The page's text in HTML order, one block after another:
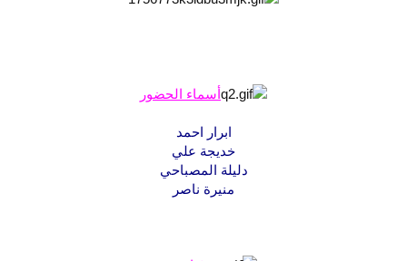
أسماء الحضور
ابرار احمد
خديجة علي
دليلة المصباحي
منيرة ناصر